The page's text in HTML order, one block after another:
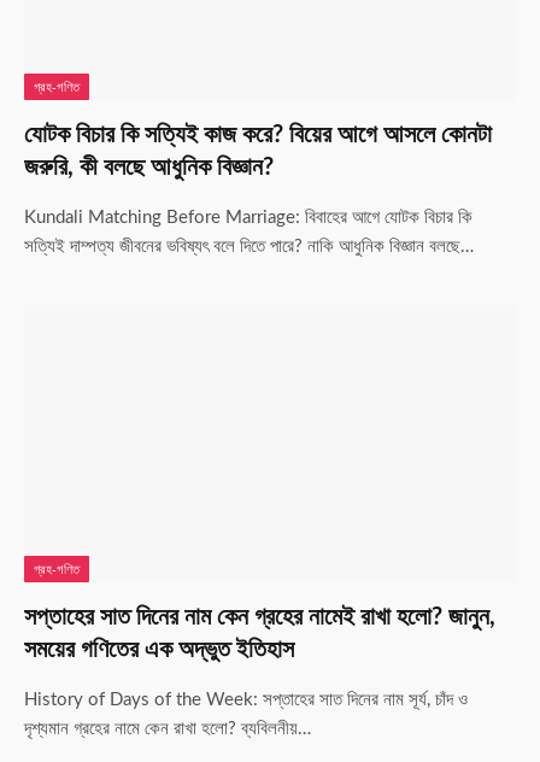
গ্রহ-গণিত
যোটক বিচার কি সত্যিই কাজ করে? বিয়ের আগে আসলে কোনটা
জরুরি, কী বলছে আধুনিক বিজ্ঞান?
Kundali Matching Before Marriage: বিবাহের আগে যোটক বিচার কি
সত্যিই দাম্পত্য জীবনের ভবিষ্যৎ বলে দিতে পারে? নাকি আধুনিক বিজ্ঞান বলছে…
গ্রহ-গণিত
সপ্তাহের সাত দিনের নাম কেন গ্রহের নামেই রাখা হলো? জানুন,
সময়ের গণিতের এক অদ্ভুত ইতিহাস
History of Days of the Week: সপ্তাহের সাত দিনের নাম সূর্য, চাঁদ ও
দৃশ্যমান গ্রহের নামে কেন রাখা হলো? ব্যবিলনীয়…